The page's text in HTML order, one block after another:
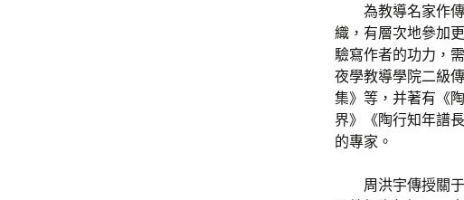
為教導名家作
織，有層次地參加
驗寫作者的功力，
夜學教導學院二級
集》等，并著有《
界》《陶行知年譜
的專家。
周洪宇傳授關